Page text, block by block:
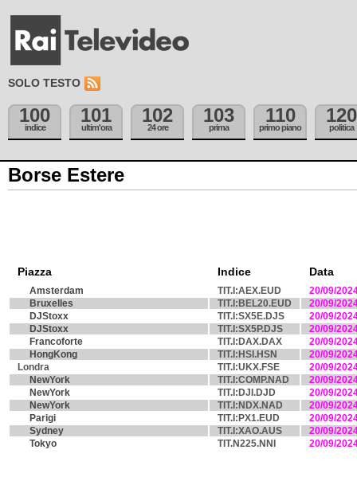
SOLO TESTO
100
indice
101
ultim'ora
102
24 ore
103
prima
110
primo piano
120
politica
Borse Estere
Piazza Indice Data
Amsterdam TIT.I:AEX.EUD
20/09/
Bruxelles
TIT.I:BEL20.EUD
20/09/
DJStoxx
TIT.I:SX5E.DJS
20/09/
DJStoxx
TIT.I:SX5P.DJS
20/09/
Francoforte
TIT.I:DAX.DAX
20/09/
HongKong
TIT.I:HSI.HSN
20/09/
Londra
TIT.I:UKX.FSE
20/09/
NewYork
TIT.I:COMP.NAD
20/09/
NewYork
TIT.I:DJI.DJD
20/09/
NewYork
TIT.I:NDX.NAD
20/09/
Parigi
TIT.I:PX1.EUD
20/09/
Sydney
TIT.I:XAO.AUS
20/09/
Tokyo
TIT.N225.NNI 20/09/